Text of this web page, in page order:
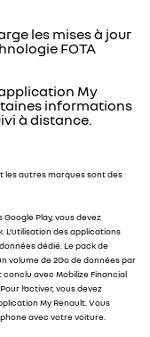
les mises à jour
FOTA
My
informations
à distance.
les autres marques sont des
Play, vous devez
L’utilisation des applications
dédié. Le pack de
volume de 2Go de données par
avec Mobilize Financial
l’activer, vous devez
My Renault. Vous
avec votre voiture.